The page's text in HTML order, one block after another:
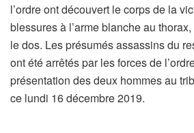
l’ordre ont découvert le corps de la
blessures à l’arme blanche au
le dos. Les présumés assassins du
ont été arrêtés par les forces de
présentation des deux hommes au
ce lundi 16 décembre 2019.